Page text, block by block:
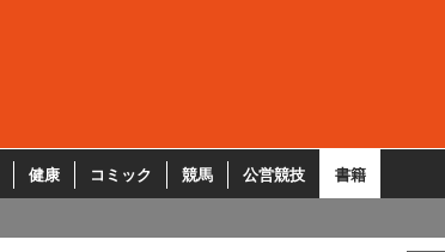
健康 コミック 競馬 公営競技 書籍